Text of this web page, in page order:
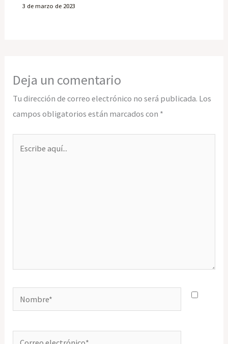
3 de marzo de 2023
Deja un comentario
Tu dirección de correo electrónico no será publicada. Los
campos obligatorios están marcados con *
Nombre*
Correo